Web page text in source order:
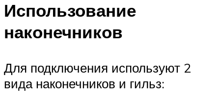
Использование
наконечников
Для подключения используют 2
вида наконечников и гильз: